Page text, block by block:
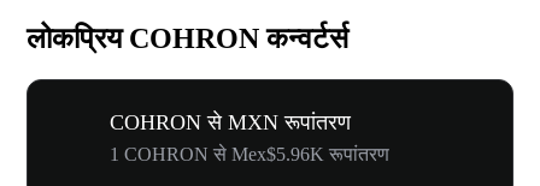
लोकप्रिय COHRON कन्वर्टर्स
COHRON से MXN रूपांतरण
1 COHRON से Mex$5.96K रूपांतरण